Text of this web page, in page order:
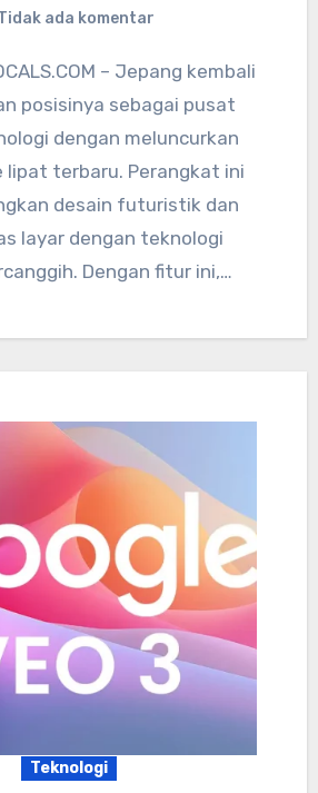
ada komentar
posisinya sebagai pusat
dengan meluncurkan
lipat terbaru. Perangkat ini
desain futuristik dan
layar dengan teknologi
Dengan fitur ini,…
Teknologi